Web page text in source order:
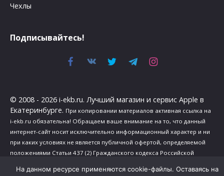
Чехлы
Подписывайтесь!
© 2008 - 2026 i-ekb.ru. Лучший магазин и сервис Apple в
Екатеринбурге. При копировании материалов активная ссылка на
i-ekb.ru обязательна! Обращаем ваше внимание на то, что данный
интернет-сайт носит исключительно информационный характер и ни
при каких условиях не является публичной офертой, определяемой
положениями Статьи 437 (2) Гражданского кодекса Российской
Политика в отношении обработки персональных данных .
На данном ресурсе применяются cookie-файлы. Оставаясь на